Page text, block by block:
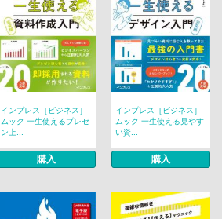
インプレス［ビジネス］
ムック 一生使えるプレゼ
ン上...
購入
インプレス［ビジネス］
ムック 一生使える見やす
い資...
購入